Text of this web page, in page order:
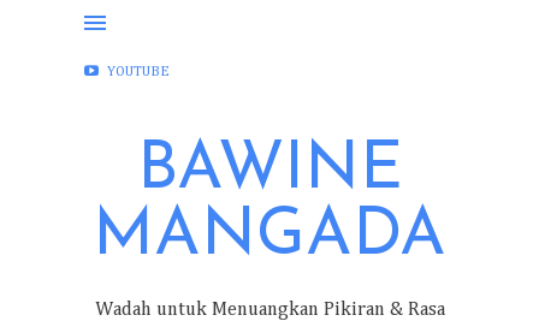
FACEBOOK
YOUTUBE
BAWINE
MANGADA
Wadah untuk Menuangkan Pikiran & Rasa